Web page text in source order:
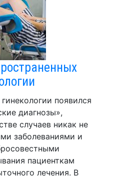
появился
диагнозы»,
случаев никак не
заболеваниями и
пациенткам
лечения. В